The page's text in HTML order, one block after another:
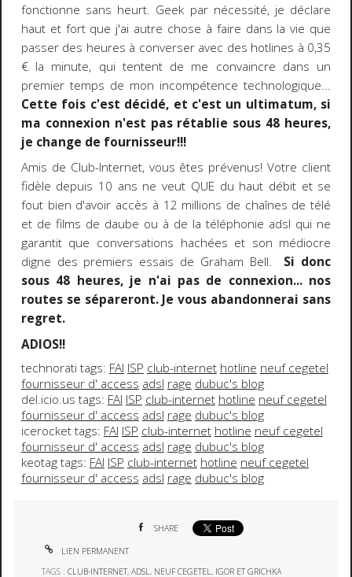
fonctionne sans heurt. Geek par nécessité, je déclare
haut et fort que j'ai autre chose à faire dans la vie que
passer des heures à converser avec des hotlines à 0,35
€ la minute, qui tentent de me convaincre dans un
premier temps de mon incompétence technologique...
Cette fois c'est décidé, et c'est un ultimatum, si
ma connexion n'est pas rétablie sous 48 heures,
je change de fournisseur!!!
Amis de Club-Internet, vous êtes prévenus! Votre client
fidèle depuis 10 ans ne veut QUE du haut débit et se
fout bien d'avoir accès à 12 millions de chaînes de télé
et de films de daube ou à de la téléphonie adsl qui ne
garantit que conversations hachées et son médiocre
digne des premiers essais de Graham Bell. Si donc
sous 48 heures, je n'ai pas de connexion... nos
routes se sépareront. Je vous abandonnerai sans
regret.
ADIOS!!
technorati tags: FAI ISP club-internet hotline neuf cegetel
fournisseur d' access adsl rage dubuc's blog
del.icio.us tags: FAI ISP club-internet hotline neuf cegetel
fournisseur d' access adsl rage dubuc's blog
icerocket tags: FAI ISP club-internet hotline neuf cegetel
fournisseur d' access adsl rage dubuc's blog
keotag tags: FAI ISP club-internet hotline neuf cegetel
fournisseur d' access adsl rage dubuc's blog
SHARE
LIEN PERMANENT
TAGS :CLUB-INTERNET,ADSL, NEUF CEGETEL, IGOR ET GRICHKA